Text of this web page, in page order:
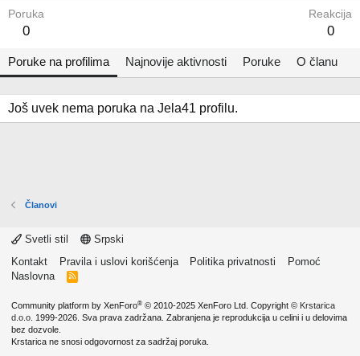
Poruka
0
Reakcija
0
Poruke na profilima Najnovije aktivnosti Poruke O članu
Još uvek nema poruka na Jela41 profilu.
Članovi
Svetli stil
Srpski
Kontakt
Pravila i uslovi korišćenja Politika privatnosti
Pomoć
Naslovna
R
Community platform by XenForo® © 2010-2025 XenForo Ltd. Copyright © Krstarica
d.o.o. 1999-2026. Sva prava zadržana. Zabranjena je reprodukcija u celini i u delovima
bez dozvole.
Krstarica ne snosi odgovornost za sadržaj poruka.